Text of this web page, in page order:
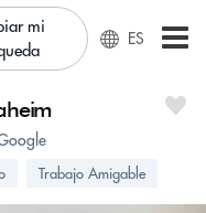
mi
ES
Trabajo Amigable